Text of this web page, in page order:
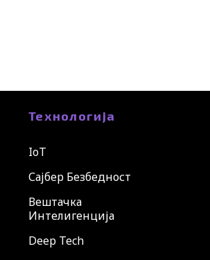
Технологија
IoT
Сајбер Безбедност
Вештачка
Интелигенција
Deep Tech